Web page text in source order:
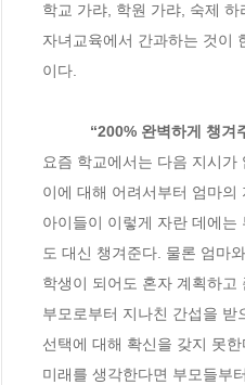
학교 가랴, 학원 가랴, 숙제
자녀교육에서 간과하는 것이
이다.
“200% 완벽
요즘 학교에서는 다음 지시
이에 대해 어려서부터 엄마
아이들이 이렇게 자란 데에
도 대신 챙겨준다. 물론 엄마
학생이 되어도 혼자 계획하
부모로부터 지나친 간섭을
선택에 대해 확신을 갖지 못
미래를 생각한다면 부모들부